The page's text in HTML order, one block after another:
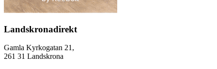
Landskronadirekt
Gamla Kyrkogatan 21,
261 31 Landskrona